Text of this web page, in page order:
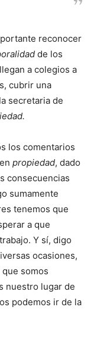
reconocer
de los
a colegios a
cubrir una
secretaria de
los comentarios
propiedad, dado
consecuencias
sumamente
tenemos que
a que
Y sí, digo
ocasiones,
somos
nuestro lugar de
podemos ir de la